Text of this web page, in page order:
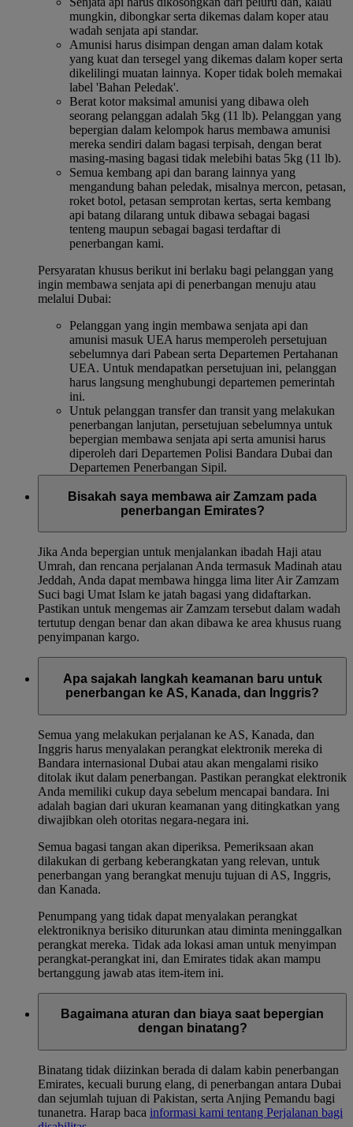
mungkin, dibongkar serta dikemas dalam koper atau
wadah senjata api standar.
Amunisi harus disimpan dengan aman dalam kotak
yang kuat dan tersegel yang dikemas dalam koper serta
dikelilingi muatan lainnya. Koper tidak boleh memakai
label 'Bahan Peledak'.
Berat kotor maksimal amunisi yang dibawa oleh
seorang pelanggan adalah 5kg (11 lb). Pelanggan yang
bepergian dalam kelompok harus membawa amunisi
mereka sendiri dalam bagasi terpisah, dengan berat
masing-masing bagasi tidak melebihi batas 5kg (11 lb).
Semua kembang api dan barang lainnya yang
mengandung bahan peledak, misalnya mercon, petasan,
roket botol, petasan semprotan kertas, serta kembang
api batang dilarang untuk dibawa sebagai bagasi
tenteng maupun sebagai bagasi terdaftar di
penerbangan kami.
Persyaratan khusus berikut ini berlaku bagi pelanggan yang
ingin membawa senjata api di penerbangan menuju atau
melalui Dubai:
Pelanggan yang ingin membawa senjata api dan
amunisi masuk UEA harus memperoleh persetujuan
sebelumnya dari Pabean serta Departemen Pertahanan
UEA. Untuk mendapatkan persetujuan ini, pelanggan
harus langsung menghubungi departemen pemerintah
ini.
Untuk pelanggan transfer dan transit yang melakukan
penerbangan lanjutan, persetujuan sebelumnya untuk
bepergian membawa senjata api serta amunisi harus
diperoleh dari Departemen Polisi Bandara Dubai dan
Departemen Penerbangan Sipil.
Bisakah saya membawa air Zamzam pada
penerbangan Emirates?
Jika Anda bepergian untuk menjalankan ibadah Haji atau
Umrah, dan rencana perjalanan Anda termasuk Madinah atau
Jeddah, Anda dapat membawa hingga lima liter Air Zamzam
Suci bagi Umat Islam ke jatah bagasi yang didaftarkan.
Pastikan untuk mengemas air Zamzam tersebut dalam wadah
tertutup dengan benar dan akan dibawa ke area khusus ruang
penyimpanan kargo.
Apa sajakah langkah keamanan baru untuk
penerbangan ke AS, Kanada, dan Inggris?
Semua yang melakukan perjalanan ke AS, Kanada, dan
Inggris harus menyalakan perangkat elektronik mereka di
Bandara internasional Dubai atau akan mengalami risiko
ditolak ikut dalam penerbangan. Pastikan perangkat elektronik
Anda memiliki cukup daya sebelum mencapai bandara. Ini
adalah bagian dari ukuran keamanan yang ditingkatkan yang
diwajibkan oleh otoritas negara-negara ini.
Semua bagasi tangan akan diperiksa. Pemeriksaan akan
dilakukan di gerbang keberangkatan yang relevan, untuk
penerbangan yang berangkat menuju tujuan di AS, Inggris,
dan Kanada.
Penumpang yang tidak dapat menyalakan perangkat
elektroniknya berisiko diturunkan atau diminta meninggalkan
perangkat mereka. Tidak ada lokasi aman untuk menyimpan
perangkat-perangkat ini, dan Emirates tidak akan mampu
bertanggung jawab atas item-item ini.
Bagaimana aturan dan biaya saat bepergian
dengan binatang?
Binatang tidak diizinkan berada di dalam kabin penerbangan
Emirates, kecuali burung elang, di penerbangan antara Dubai
dan sejumlah tujuan di Pakistan, serta Anjing Pemandu bagi
tunanetra. Harap baca informasi kami tentang Perjalanan bagi